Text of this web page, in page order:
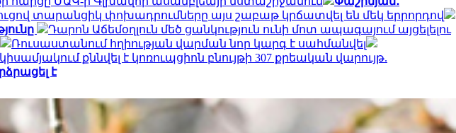
տարանցիկ փոխադրումները այս շաբաթ կրճատվել են մեկ երրորդով
Դարոն Աճեմօղլուն մեծ ցանկություն ունի մոտ ապագայում այցելելու
Ռուսաստանում հղիության վարման նոր կարգ է սահմանվել
կիսամյակում քննվել է կոռուպցիոն բնույթի 307 քրեական վարույթ.
է